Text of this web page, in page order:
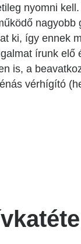
nyomni
nagyobb
ki, így ennek
írunk elő
is, a
vérhígító